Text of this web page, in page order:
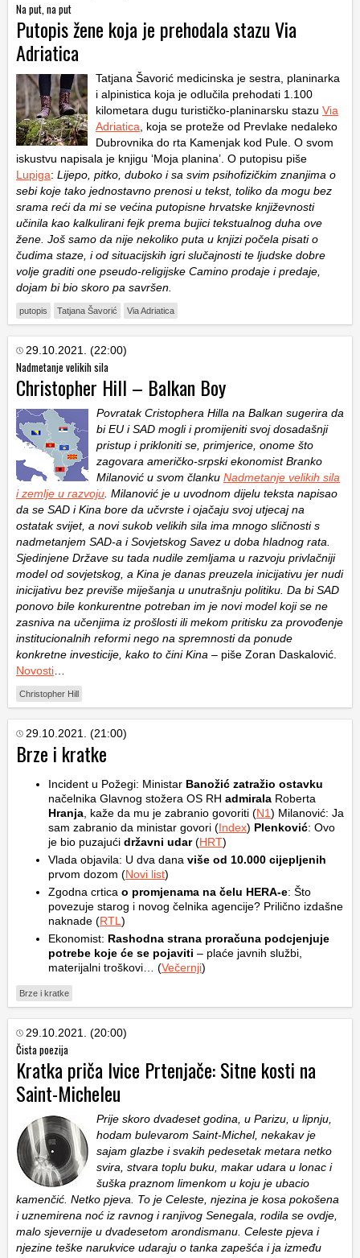
Na put, na put
Putopis žene koja je prehodala stazu Via
Adriatica
Tatjana Šavorić medicinska je sestra, planinarka
i alpinistica koja je odlučila prehodati 1.100
kilometara dugu turističko-planinarsku stazu Via
Adriatica , koja se proteže od Prevlake nedaleko
Dubrovnika do rta Kamenjak kod Pule. O svom
iskustvu napisala je knjigu ‘Moja planina’. O putopisu piše
Lupiga: Lijepo, pitko, duboko i sa svim psihofizičkim znanjima o
sebi koje tako jednostavno prenosi u tekst, toliko da mogu bez
srama reći da mi se većina putopisne hrvatske književnosti
učinila kao kalkulirani fejk prema bujici tekstualnog duha ove
žene. Još samo da nije nekoliko puta u knjizi počela pisati o
čudima staze, i od situacijskih igri slučajnosti te ljudske dobre
volje graditi one pseudo-religijske Camino prodaje i predaje,
dojam bi bio skoro pa savršen.
putopis Tatjana Šavorić Via Adriatica
29.10.2021. (22:00)
Nadmetanje velikih sila
Christopher Hill – Balkan Boy
Povratak Cristophera Hilla na Balkan sugerira da
bi EU i SAD mogli i promijeniti svoj dosadašnji
pristup i prikloniti se, primjerice, onome što
zagovara američko-srpski ekonomist Branko
Milanović u svom članku Nadmetanje velikih sila
i zemlje u razvoju . Milanović je u uvodnom dijelu teksta napisao
da se SAD i Kina bore da učvrste i ojačaju svoj utjecaj na
ostatak svijet, a novi sukob velikih sila ima mnogo sličnosti s
nadmetanjem SAD-a i Sovjetskog Savez u doba hladnog rata.
Sjedinjene Države su tada nudile zemljama u razvoju privlačniji
model od sovjetskog, a Kina je danas preuzela inicijativu jer nudi
inicijativu bez previše miješanja u unutrašnju politiku. Da bi SAD
ponovo bile konkurentne potreban im je novi model koji se ne
zasniva na učenjima iz prošlosti ili mekom pritisku za provođenje
institucionalnih reformi nego na spremnosti da ponude
konkretne investicije, kako to čini Kina – piše Zoran Daskalović.
Novosti
Christopher Hill
29.10.2021. (21:00)
Brze i kratke
Incident u Požegi: Ministar Banožić zatražio ostavku
načelnika Glavnog stožera OS RH admirala Roberta
Hranja , kaže da mu je zabranio govoriti (N1) Milanović: Ja
sam zabranio da ministar govori (Index) Plenković: Ovo
je bio puzajući državni udar(HRT)
Vlada objavila: U dva dana više od 10.000 cijepljenih
prvom dozom (Novi list)
Zgodna crtica o promjenama na čelu HERA-e: Što
povezuje starog i novog čelnika agencije? Prilično izdašne
naknade (RTL )
Ekonomist: Rashodna strana proračuna podcjenjuje
potrebe koje će se pojaviti – plaće javnih službi,
materijalni troškovi… (Večernji)
Brze i kratke
29.10.2021. (20:00)
Čista poezija
Kratka priča Ivice Prtenjače: Sitne kosti na
Saint-Micheleu
Prije skoro dvadeset godina, u Parizu, u lipnju,
hodam bulevarom Saint-Michel, nekakav je
sajam glazbe i svakih pedesetak metara netko
svira, stvara toplu buku, makar udara u lonac i
šuška praznom limenkom u koju je ubacio
kamenčić. Netko pjeva. To je Celeste, njezina je kosa pokošena
i uznemirena noć iz ravnog i ranjivog Senegala, rodila se ovdje,
malo sjevernije u dvadesetom arondismanu. Celeste pjeva i
njezine teške narukvice udaraju o tanka zapešća i ja između